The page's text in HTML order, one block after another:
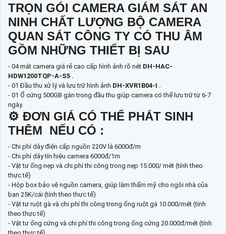
TRỌN GÓI CAMERA GIÁM SÁT AN
NINH CHẤT LƯỢNG BỘ CAMERA
QUAN SÁT CÔNG TY CÓ THU ÂM
GỒM NHỮNG THIẾT BỊ SAU
- 04 mắt camera giá rẻ cao cấp hình ảnh rõ nét DH-HAC-
HDW1200TQP-A-S5 .
- 01 Đầu thu xử lý và lưu trữ hình ảnh DH-XVR1B04-I .
- 01 Ổ cứng 500GB gắn trong đầu thu giúp camera có thể lưu trữ từ 6-7
ngày.
⚙ ĐƠN GIÁ CÓ THỂ PHÁT SINH
THÊM NẾU CÓ :
- Chi phí dây điện cấp nguồn 220V là 6000đ/m
- Chi phí dây tín hiệu camera 6000đ/1m
- Vật tư ống nẹp và chi phí thi công trong nẹp 15.000/ mét (tính theo
thực tế)
- Hộp box bảo vệ nguồn camera, giúp làm thẩm mỹ cho ngôi nhà của
bạn 25K/cái (tính theo thực tế)
- Vật tư ruột gà và chi phí thi công trong ống ruột gà 10.000/mét (tính
theo thực tế)
- Vật tư ống cứng và chi phí thi công trong ống cứng 20.000đ/mét (tính